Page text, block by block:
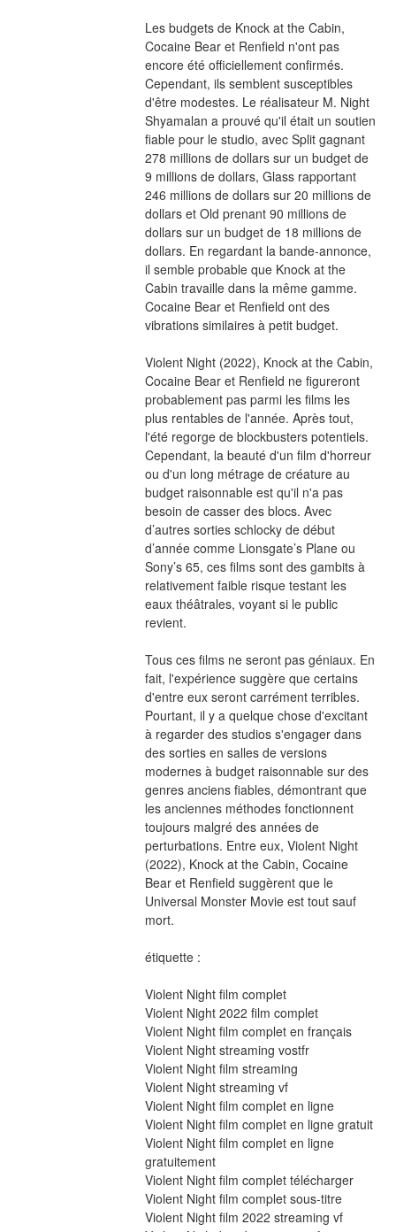
Les budgets de Knock at the Cabin,
Cocaine Bear et Renfield n'ont pas
encore été officiellement confirmés.
Cependant, ils semblent susceptibles
d'être modestes. Le réalisateur M. Night
Shyamalan a prouvé qu'il était un soutien
fiable pour le studio, avec Split gagnant
278 millions de dollars sur un budget de
9 millions de dollars, Glass rapportant
246 millions de dollars sur 20 millions de
dollars et Old prenant 90 millions de
dollars sur un budget de 18 millions de
dollars. En regardant la bande-annonce,
il semble probable que Knock at the
Cabin travaille dans la même gamme.
Cocaine Bear et Renfield ont des
vibrations similaires à petit budget.
Violent Night (2022), Knock at the Cabin,
Cocaine Bear et Renfield ne figureront
probablement pas parmi les films les
plus rentables de l'année. Après tout,
l'été regorge de blockbusters potentiels.
Cependant, la beauté d'un film d'horreur
ou d'un long métrage de créature au
budget raisonnable est qu'il n'a pas
besoin de casser des blocs. Avec
d’autres sorties schlocky de début
d’année comme Lionsgate’s Plane ou
Sony’s 65, ces films sont des gambits à
relativement faible risque testant les
eaux théâtrales, voyant si le public
revient.
Tous ces films ne seront pas géniaux. En
fait, l'expérience suggère que certains
d'entre eux seront carrément terribles.
Pourtant, il y a quelque chose d'excitant
à regarder des studios s'engager dans
des sorties en salles de versions
modernes à budget raisonnable sur des
genres anciens fiables, démontrant que
les anciennes méthodes fonctionnent
toujours malgré des années de
perturbations. Entre eux, Violent Night
(2022), Knock at the Cabin, Cocaine
Bear et Renfield suggèrent que le
Universal Monster Movie est tout sauf
mort.
étiquette :
Violent Night film complet
Violent Night 2022 film complet
Violent Night film complet en français
Violent Night streaming vostfr
Violent Night film streaming
Violent Night streaming vf
Violent Night film complet en ligne
Violent Night film complet en ligne gratuit
Violent Night film complet en ligne
gratuitement
Violent Night film complet télécharger
Violent Night film complet sous-titre
Violent Night film 2022 streaming vf